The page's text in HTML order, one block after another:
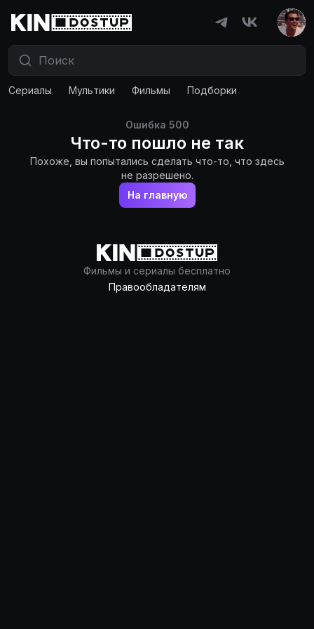
Сериалы Мультики Фильмы Подборки
Ошибка 500
Что-то пошло не так
Похоже, вы попытались сделать что-то, что здесь
не разрешено.
На главную
Фильмы и сериалы бесплатно
Правообладателям